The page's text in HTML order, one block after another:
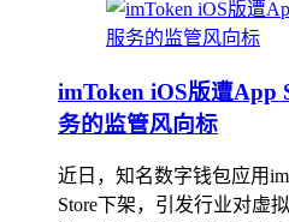
imToken iOS版遭App
务的监管风向标
近日，知名数字钱包应用
Store下架，引发行业对虚